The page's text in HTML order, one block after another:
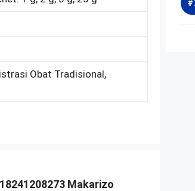
Obat Tradisional,
Makarizo